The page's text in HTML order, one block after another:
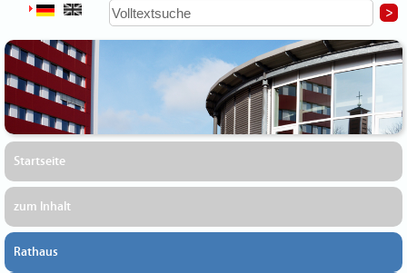
Startseite
zum Inhalt
Rathaus